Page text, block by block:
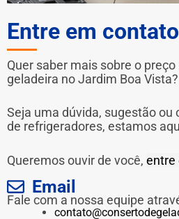
Entre em contato
Quer saber mais sobre o
geladeira no Jardim Boa Vista?
Seja uma dúvida, sugestão
de refrigeradores, estamos
Queremos ouvir de você, entre
Email
Fale com a nossa equipe